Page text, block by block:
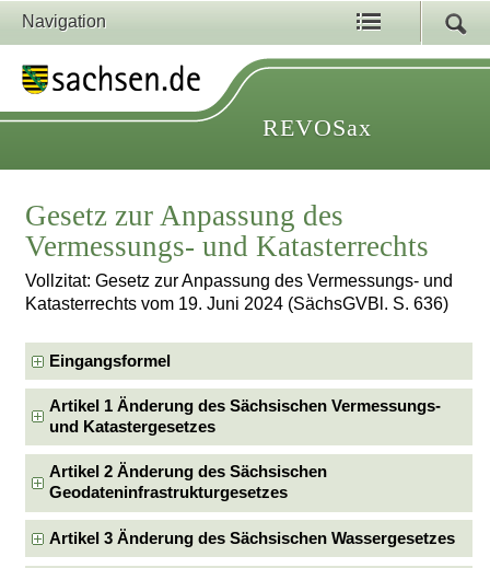
Navigation
REVOSax
Gesetz zur Anpassung des
Vermessungs- und Katasterrechts
Vollzitat: Gesetz zur Anpassung des Vermessungs- und
Katasterrechts vom 19. Juni 2024 (SächsGVBl. S. 636)
Eingangsformel
Artikel 1 Änderung des Sächsischen Vermessungs-
und Katastergesetzes
Artikel 2 Änderung des Sächsischen
Geodateninfrastrukturgesetzes
Artikel 3 Änderung des Sächsischen Wassergesetzes